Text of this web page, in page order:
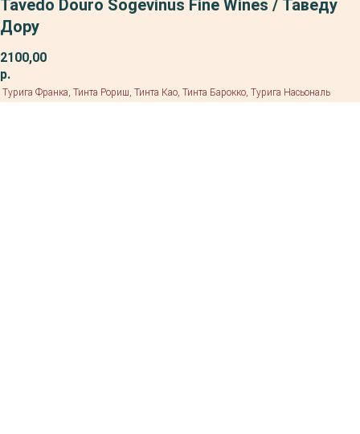
Tavedo Douro Sogevinus Fine Wines / Таведу
Дору
2100,00
р.
Турига Франка, Тинта Рориш, Тинта Као, Тинта Барокко, Турига Насьональ